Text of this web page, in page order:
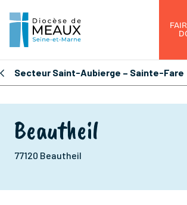
Secteur Saint-Aubierge – Sainte-Fare
Beautheil
77120 Beautheil